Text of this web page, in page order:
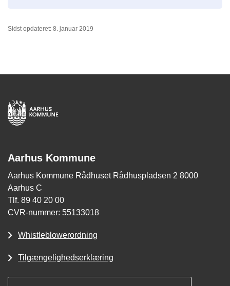
Sidst opdateret: 8. januar 2019
Aarhus Kommune
Aarhus Kommune Rådhuset Rådhuspladsen 2 8000
Aarhus C
Tlf. 89 40 20 00
CVR-nummer: 55133018
Whistleblowerordning
Tilgængelighedserklæring